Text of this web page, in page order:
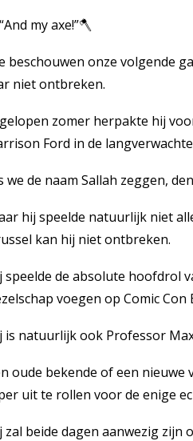
my axe!”🪓
beschouwen onze volgende
niet ontbreken.
zomer herpakte hij
Ford in de
we de naam Sallah zeggen,
hij speelde natuurlijk niet
kan hij niet ontbreken.
speelde de absolute hoofdrol
voegen op Comic Con
is natuurlijk ook Professor
oude bekende of een
uit te rollen voor de enige
zal beide dagen aanwezig zijn